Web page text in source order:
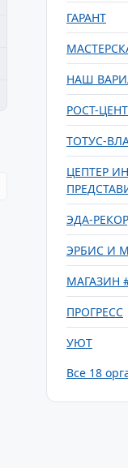
ГАРАНТ
НАШ
РОСТ-
ТОТУС-
ЦЕПТЕР
ЭДА-
ЭРБИС И М
МАГАЗИН
ПРОГРЕСС
УЮТ
Все 18